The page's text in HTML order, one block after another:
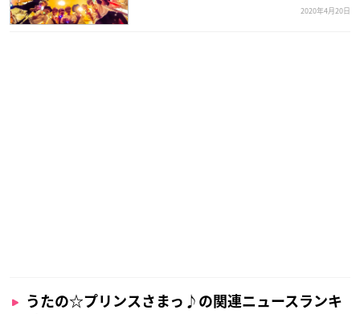
2020年4月20日
うたの☆プリンスさまっ♪の関連ニュースランキ